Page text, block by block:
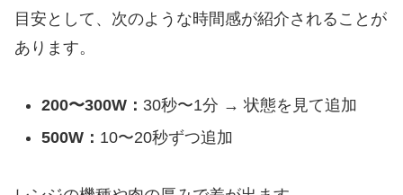
目安として、次のような時間感が紹介されることが
あります。
200〜300W： 30秒〜1分 → 状態を見て追加
500W： 10〜20秒ずつ追加